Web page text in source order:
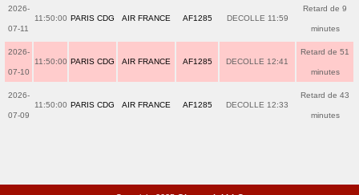
2026-
07-11
11:50:00 PARIS CDG AIR FRANCE AF1285 DECOLLE 11:59
Retard de 9
minutes
2026-
07-10
11:50:00 PARIS CDG AIR FRANCE AF1285 DECOLLE 12:41
Retard de 51
minutes
2026-
07-09
11:50:00 PARIS CDG AIR FRANCE AF1285 DECOLLE 12:33
Retard de 43
minutes